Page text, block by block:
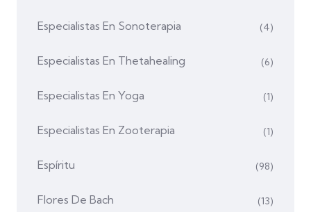
Especialistas En Sonoterapia (4)
Especialistas En Thetahealing (6)
Especialistas En Yoga (1)
Especialistas En Zooterapia (1)
Espíritu (98)
Flores De Bach (13)